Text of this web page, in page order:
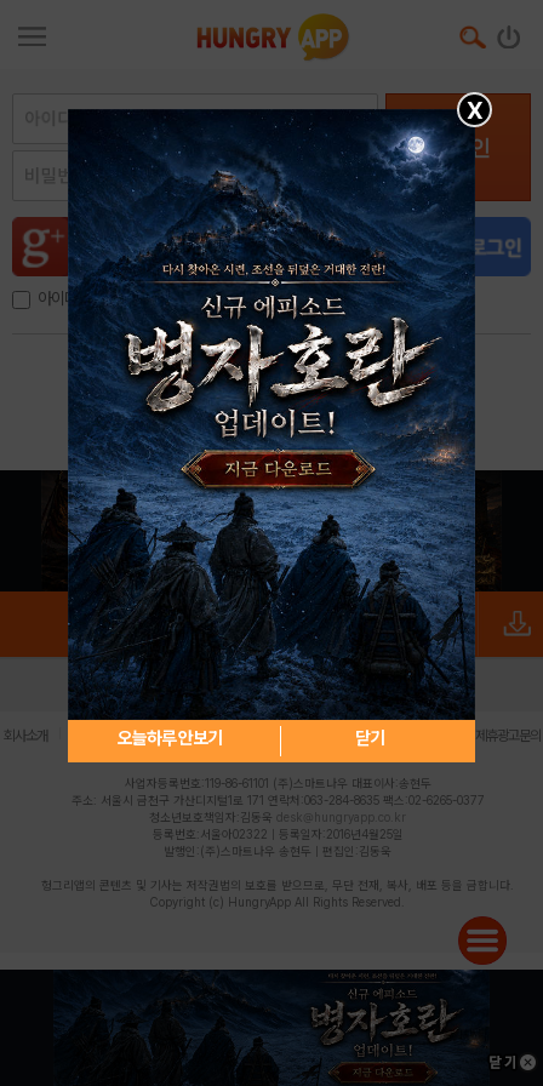
로그인
아이디, 이메일 저장
아이디 / 비밀번호 찾기 회원가입
X
오늘하루 안보기 닫기
로그인 PC버전 전체앱
회사소개 | 개인정보 처리방침 불법촬영물 신고센터 제휴광고문의
사업자등록번호:119-86-61101 (주)스마트나우 대표이사:송현두
주소: 서울시 금천구 가산디지털1로 171 연락처:063-284-8635 팩스:02-6265-0377
청소년보호책임자:김동욱 desk@hungryapp.co.kr
등록번호:서울아02322 | 등록일자:2016년4월25일
발행인:(주)스마트나우 송현두 | 편집인:김동욱
헝그리앱의 콘텐츠 및 기사는 저작권법의 보호를 받으므로, 무단 전재, 복사, 배포 등을 금합니다.
Copyright (c) HungryApp All Rights Reserved.